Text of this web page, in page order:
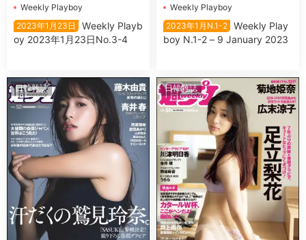
Wеekly Plаyboy
2023年1月23日
Wеekly Plаyb
oy 2023年1月23日No.3-4
Wеekly Plаyboy
2023年1月N.1-2 Wеekly Plаy
boy N.1-2 – 9 January 2023
日韓雜誌 日韓雜誌